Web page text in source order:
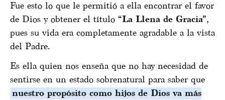
Fue esto lo que le permitió a ella encontrar el favor
de Dios y obtener el título “La Llena de Gracia”,
pues su vida era completamente agradable a la vista
del Padre.
Es ella quien nos enseña que no hay necesidad de
sentirse en un estado sobrenatural para saber que
nuestro propósito como hijos de Dios va más